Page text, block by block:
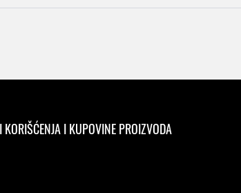
KORIŠĆENJA I KUPOVINE PROIZVODA